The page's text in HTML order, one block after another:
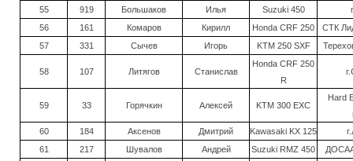
55 919 Большаков Илья Suzuki 450
56
161 Комаров Кирилл Honda CRF 250
СТК
57
331 Сычев Игорь KTM 250 SXF
58 107 Литягов Станислав
Honda CRF 250
R
59 33 Горячкин Алексей KTM 300 EXC
Hard
60
184 Аксенов Дмитрий Kawasaki KX 125
61
217 Шувалов Андрей Suzuki RMZ 450